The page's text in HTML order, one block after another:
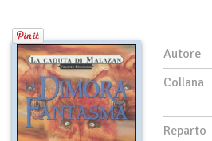
Autore
Collana
Reparto